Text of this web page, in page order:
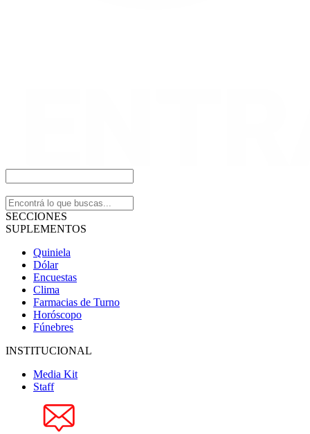
SECCIONES
SUPLEMENTOS
Quiniela
Dólar
Encuestas
Clima
Farmacias de Turno
Horóscopo
Fúnebres
INSTITUCIONAL
Media Kit
Staff